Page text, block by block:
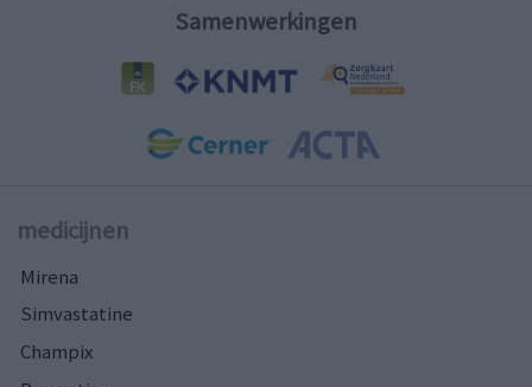
Samenwerkingen
medicijnen
Mirena
Simvastatine
Champix